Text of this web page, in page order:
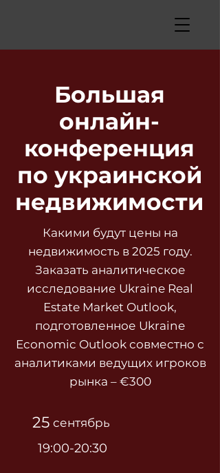
Большая
онлайн-
конференция
по украинской
недвижимости
Какими будут цены на
недвижимость в 2025 году.
Заказать аналитическое
исследование Ukraine Real
Estate Market Outlook,
подготовленное Ukraine
Economic Outlook совместно с
аналитиками ведущих игроков
рынка – €300
25 сентябрь
19:00-20:30